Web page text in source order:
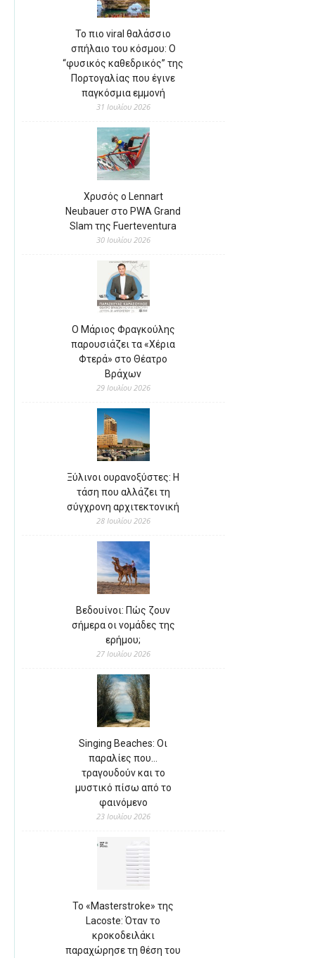
Το πιο viral θαλάσσιο
σπήλαιο του κόσμου: Ο
“φυσικός καθεδρικός” της
Πορτογαλίας που έγινε
παγκόσμια εμμονή
31 Ιουλίου 2026
Χρυσός ο Lennart
Neubauer στο PWA Grand
Slam της Fuerteventura
30 Ιουλίου 2026
Ο Μάριος Φραγκούλης
παρουσιάζει τα «Χέρια
Φτερά» στο Θέατρο
Βράχων
29 Ιουλίου 2026
Ξύλινοι ουρανοξύστες: Η
τάση που αλλάζει τη
σύγχρονη αρχιτεκτονική
28 Ιουλίου 2026
Βεδουίνοι: Πώς ζουν
σήμερα οι νομάδες της
ερήμου;
27 Ιουλίου 2026
Singing Beaches: Οι
παραλίες που…
τραγουδούν και το
μυστικό πίσω από το
φαινόμενο
23 Ιουλίου 2026
Το «Masterstroke» της
Lacoste: Όταν το
κροκοδειλάκι
παραχώρησε τη θέση του